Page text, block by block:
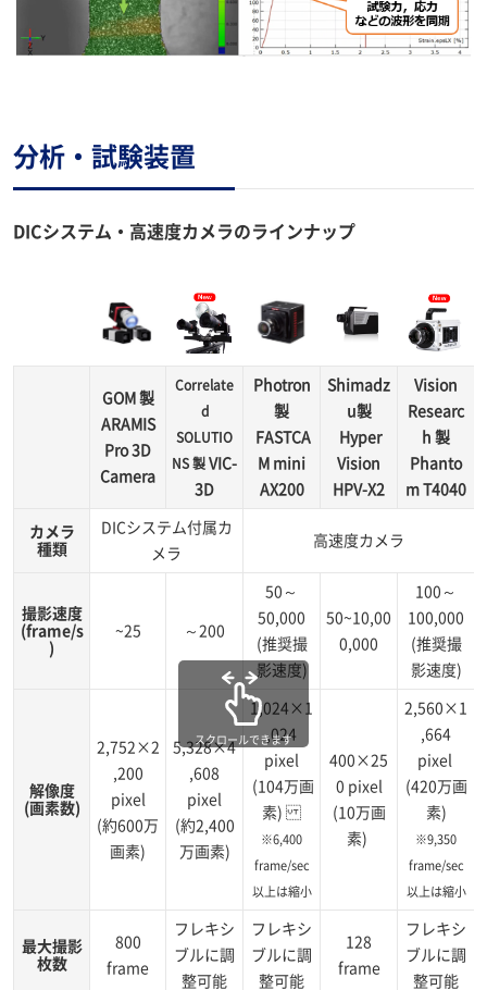
分析・試験装置
DICシステム・高速度カメラのラインナップ
GOM 製
ARAMIS
Pro 3D
Camera
Correlate
d
SOLUTIO
NS 製 VIC-
3D
Photron
製
FASTCA
M mini
AX200
Shimadz
u製
Hyper
Vision
HPV-X2
Vision
Researc
h 製
Phanto
m T4040
カメラ
種類
DICシステム付属カ
メラ
高速度カメラ
撮影速度
(frame/s
)
~25 ～200
50～
50,000
(推奨撮
影速度)
50~10,00
0,000
100～
100,000
(推奨撮
影速度)
解像度
(画素数)
2,752×2
,200
pixel
(約600万
画素)
5,328×4
,608
pixel
(約2,400
万画素)
1,024×1
,024
pixel
(104万画
素)
※6,400
frame/sec
以上は縮小
400×25
0 pixel
(10万画
素)
2,560×1
,664
pixel
(420万画
素)
※9,350
frame/sec
以上は縮小
最大撮影
枚数
800
frame
フレキシ
ブルに調
整可能
フレキシ
ブルに調
整可能
128
frame
フレキシ
ブルに調
整可能
スクロールできます